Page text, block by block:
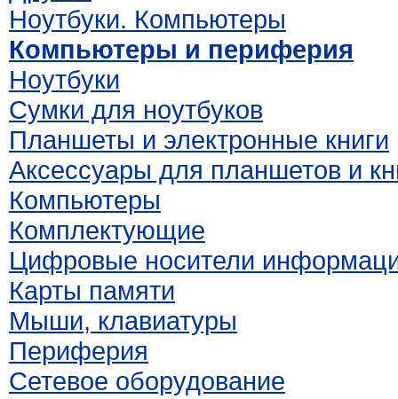
Ноутбуки. Компьютеры
Компьютеры и периферия
Ноутбуки
Сумки для ноутбуков
Планшеты и электронные книги
Аксессуары для планшетов и
Компьютеры
Комплектующие
Цифровые носители
Карты памяти
Мыши, клавиатуры
Периферия
Сетевое оборудование